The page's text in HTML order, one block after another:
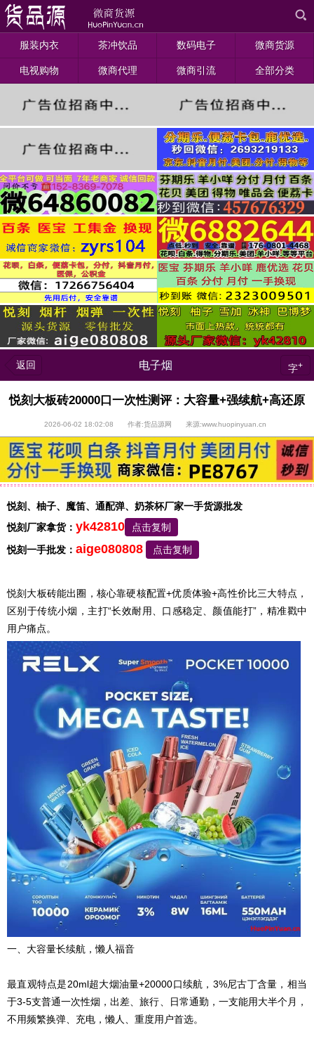
服装内衣 茶冲饮品 数码电子 微商货源
电视购物 微商代理 微商引流 全部分类
返回 电子烟 字+
悦刻大板砖20000口一次性测评：大容量+强续航+高还原
2026-06-02 18:02:08 作者:货品源网 来源:www.huopinyuan.cn
悦刻、柚子、魔笛、通配弹、奶茶杯厂家一手货源批发
悦刻厂家拿货： yk42810
点击复制
悦刻一手批发： aige080808 点击复制
悦刻大板砖能出圈，核心靠硬核配置+优质体验+高性价比三大特点，
区别于传统小烟，主打“长效耐用、口感稳定、颜值能打”，精准戳中
用户痛点。
一、大容量长续航，懒人福音
最直观特点是20ml超大烟油量+20000口续航，3%尼古丁含量，相当
于3-5支普通一次性烟，出差、旅行、日常通勤，一支能用大半个月，
不用频繁换弹、充电，懒人、重度用户首选。